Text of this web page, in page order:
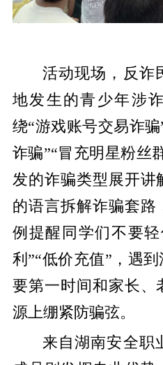
活动现场，反诈
地发生的青少年涉
绕“游戏账号交易诈
诈骗”“冒充明星粉丝
发的诈骗类型展开讲
的语言拆解诈骗套路
例提醒同学们不要
利”“低价充值”，遇
要第一时间和家长、
源上绷紧防骗弦。
来自湖南安全职